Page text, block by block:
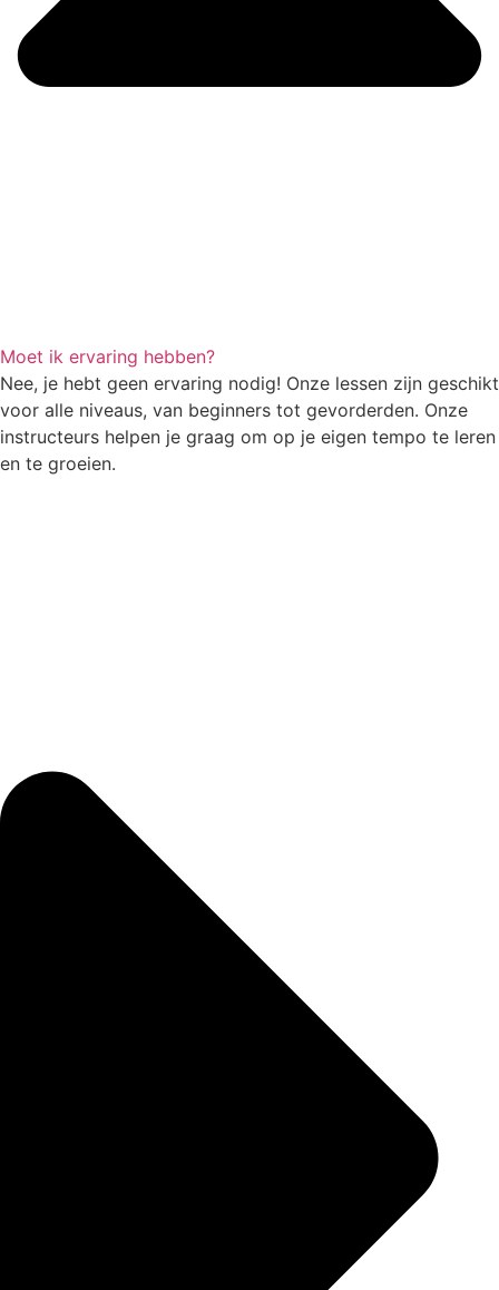
Moet ik ervaring hebben?
Nee, je hebt geen ervaring nodig! Onze lessen zijn geschikt
voor alle niveaus, van beginners tot gevorderden. Onze
instructeurs helpen je graag om op je eigen tempo te leren
en te groeien.